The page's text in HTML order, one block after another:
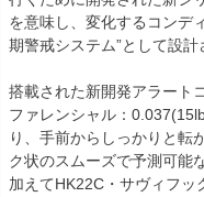
を意味し、変化するコンデ
期警戒システム”として設計
搭載された新開発アラート
ファレンシャル：
り、手前からしっかりと転
ク状のスムーズで予測可能
加えてHK22C・サヴィフッ